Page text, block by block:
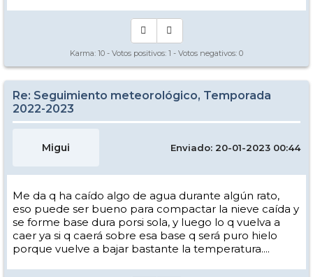
Karma: 10 - Votos positivos: 1 - Votos negativos: 0
Re: Seguimiento meteorológico, Temporada
2022-2023
Migui Enviado: 20-01-2023 00:44
Me da q ha caído algo de agua durante algún rato,
eso puede ser bueno para compactar la nieve caída y
se forme base dura porsi sola, y luego lo q vuelva a
caer ya si q caerá sobre esa base q será puro hielo
porque vuelve a bajar bastante la temperatura....